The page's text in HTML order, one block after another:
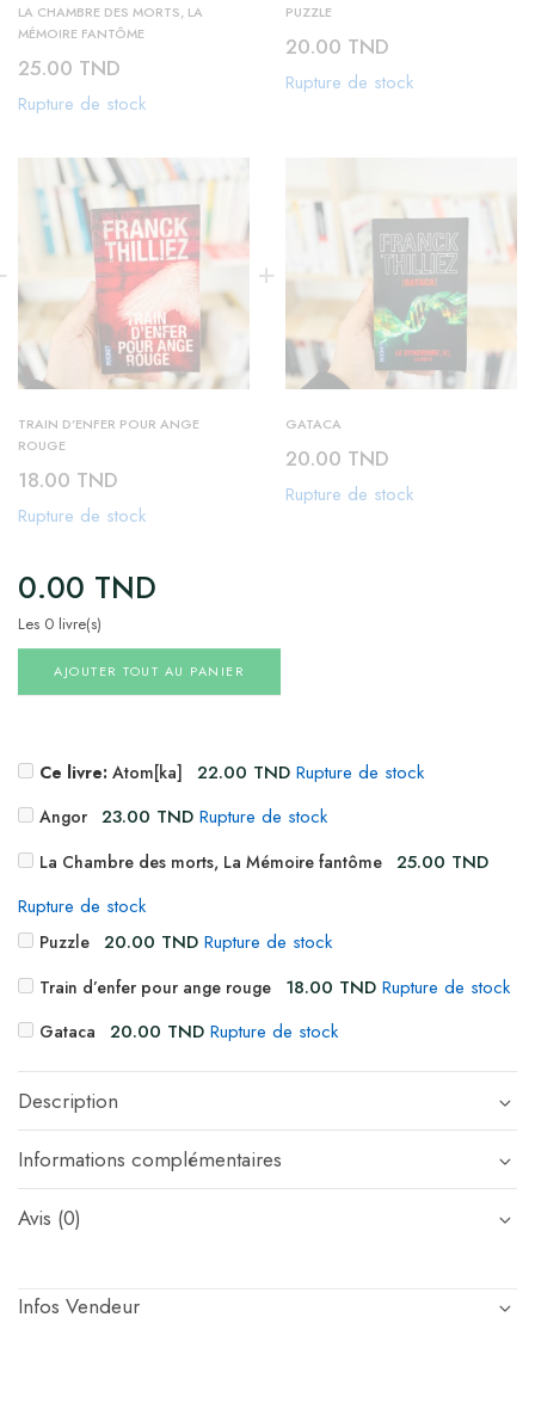
LA CHAMBRE DES MORTS, LA
MÉMOIRE FANTÔME
25.00 TND
Rupture de stock
PUZZLE
20.00 TND
Rupture de stock
TRAIN D’ENFER POUR ANGE
ROUGE
18.00 TND
Rupture de stock
GATACA
20.00 TND
Rupture de stock
0.00 TND
Les 0 livre(s)
AJOUTER TOUT AU PANIER
Ce livre: Atom[ka] 22.00 TND Rupture de stock
Angor 23.00 TND Rupture de stock
La Chambre des morts, La Mémoire fantôme 25.00 TND
Rupture de stock
Puzzle 20.00 TND Rupture de stock
Train d’enfer pour ange rouge 18.00 TND Rupture de stock
Gataca 20.00 TND Rupture de stock
Description
Informations complémentaires
Avis (0)
Infos Vendeur